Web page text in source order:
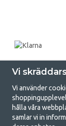
Vi
Vi använder
hålla våra
samlar vi in